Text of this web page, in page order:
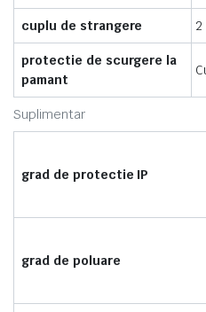
Suplimentar
cuplu de strangere 2
protectie de scurgere la
pamant
grad de protectie IP
grad de poluare